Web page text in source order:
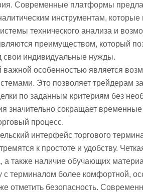
Современные платформы
инструментам,
технического анализа и
преимуществом, который
свои индивидуальные нужды.
особенностью является
Это позволяет трейдерам
по заданным критериям без
значительно сокращает
процесс.
интерфейс торгового
к простоте и удобству.
а также наличие обучающих
с терминалом более комфортной,
отметить безопасность.